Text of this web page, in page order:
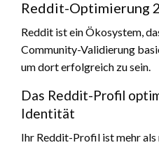
Reddit-Optimierung
Reddit ist ein Ökosystem,
Community-Validierung
um dort erfolgreich zu sein.
Das Reddit-Profil
Identität
Ihr Reddit-Profil ist mehr als